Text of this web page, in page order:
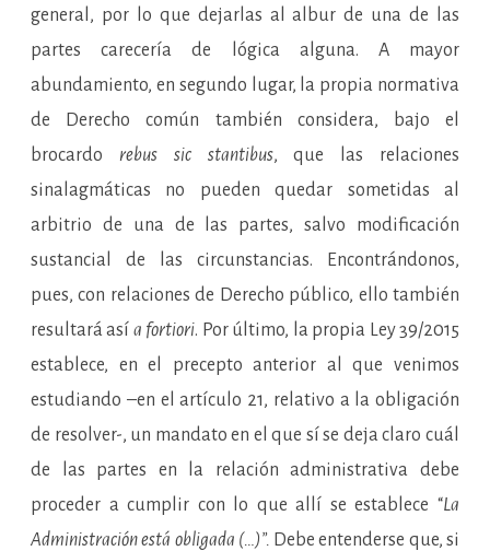
general, por lo que dejarlas al albur de una de las
partes carecería de lógica alguna. A mayor
abundamiento, en segundo lugar, la propia normativa
de Derecho común también considera, bajo el
brocardo rebus sic stantibus, que las relaciones
sinalagmáticas no pueden quedar sometidas al
arbitrio de una de las partes, salvo modificación
sustancial de las circunstancias. Encontrándonos,
pues, con relaciones de Derecho público, ello también
resultará así a fortiori. Por último, la propia Ley 39/2015
establece, en el precepto anterior al que venimos
estudiando –en el artículo 21, relativo a la obligación
de resolver-, un mandato en el que sí se deja claro cuál
de las partes en la relación administrativa debe
proceder a cumplir con lo que allí se establece “La
Administración está obligada (…)”. Debe entenderse que, si